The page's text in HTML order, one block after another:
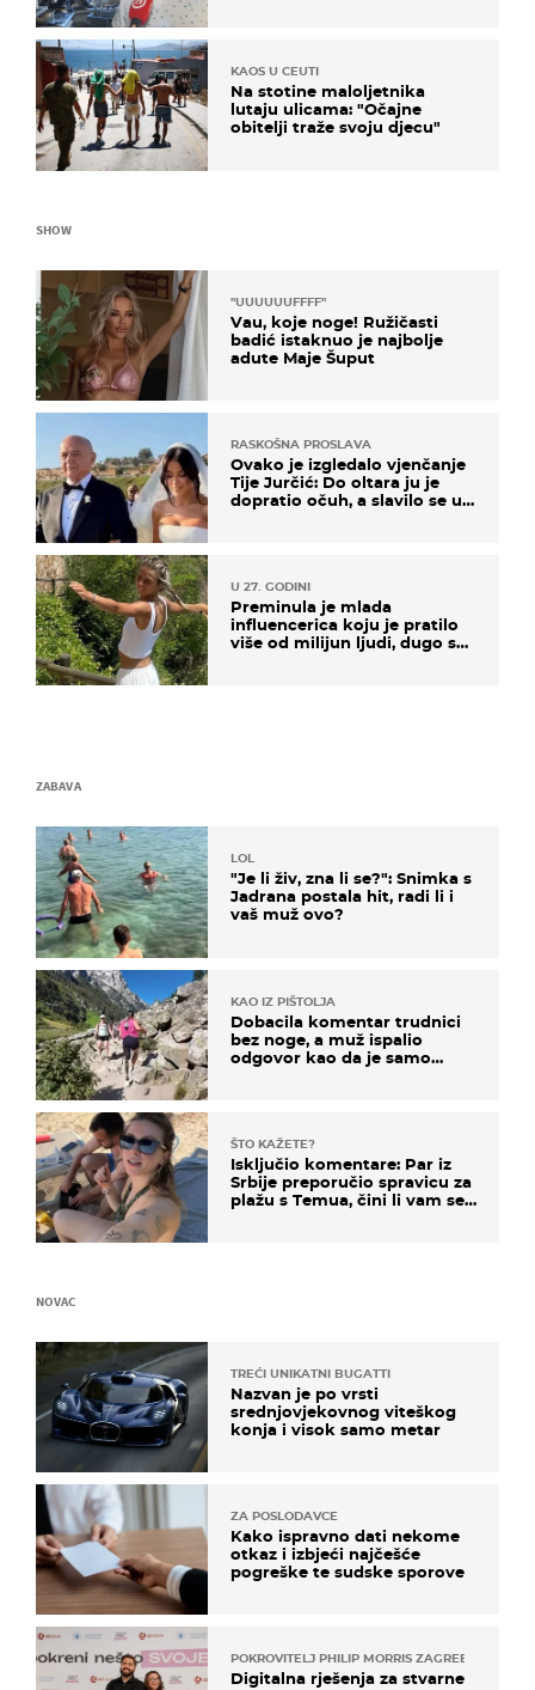
KAOS U CEUTI
Na stotine maloljetnika
lutaju ulicama: "Očajne
obitelji traže svoju djecu"
SHOW
"UUUUUUFFFF"
Vau, koje noge! Ružičasti
badić istaknuo je najbolje
adute Maje Šuput
RASKOŠNA PROSLAVA
Ovako je izgledalo vjenčanje
Tije Jurčić: Do oltara ju je
dopratio očuh, a slavilo se uz
U 27. GODINI
Preminula je mlada
influencerica koju je pratilo
više od milijun ljudi, dugo se
ZABAVA
LOL
"Je li živ, zna li se?": Snimka s
Jadrana postala hit, radi li i
vaš muž ovo?
KAO IZ PIŠTOLJA
Dobacila komentar trudnici
bez noge, a muž ispalio
odgovor kao da je samo
ŠTO KAŽETE?
Isključio komentare: Par iz
Srbije preporučio spravicu za
plažu s Temua, čini li vam se
NOVAC
TREĆI UNIKATNI BUGATTI
Nazvan je po vrsti
srednjovjekovnog viteškog
konja i visok samo metar
ZA POSLODAVCE
Kako ispravno dati nekome
otkaz i izbjeći najčešće
pogreške te sudske sporove
POKROVITELJ PHILIP MORRIS ZAGREB
Digitalna rješenja za stvarne